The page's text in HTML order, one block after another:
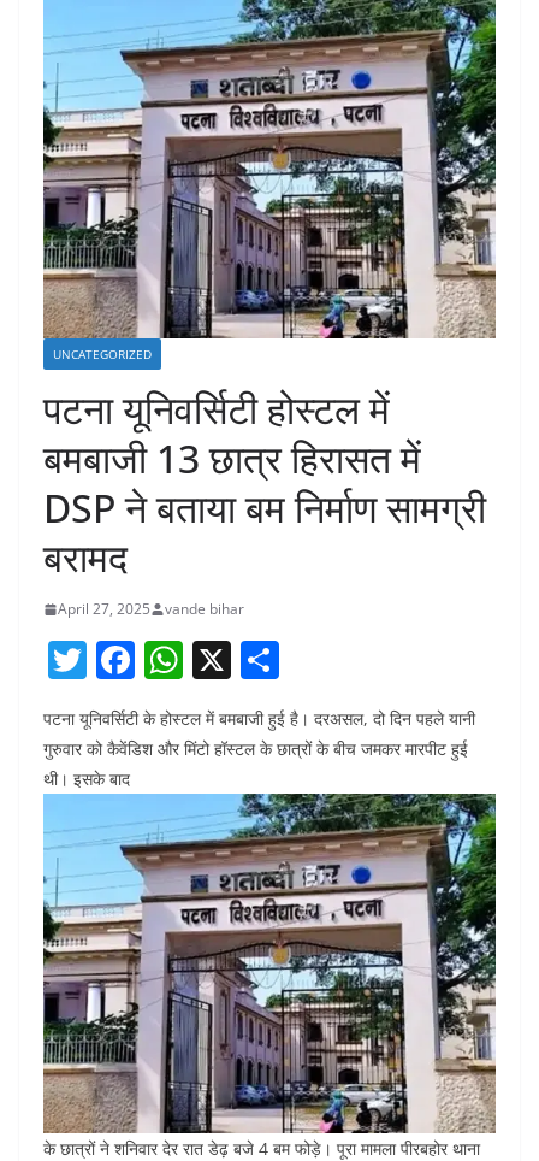
UNCATEGORIZED
पटना यूनिवर्सिटी होस्टल में
बमबाजी 13 छात्र हिरासत में
DSP ने बताया बम निर्माण सामग्री
बरामद
April 27, 2025 vande bihar
T
w
itt
er
F
a
c
b
o
o
k
W
at
A
p
p
X
h
ar
e
पटना यूनिवर्सिटी के होस्टल में बमबाजी हुई है। दरअसल, दो दिन पहले यानी
गुरुवार को कैवेंडिश और मिंटो हॉस्टल के छात्रों के बीच जमकर मारपीट हुई
थी। इसके बाद
के छात्रों ने शनिवार देर रात डेढ़ बजे 4 बम फोड़े। पूरा मामला पीरबहोर थाना